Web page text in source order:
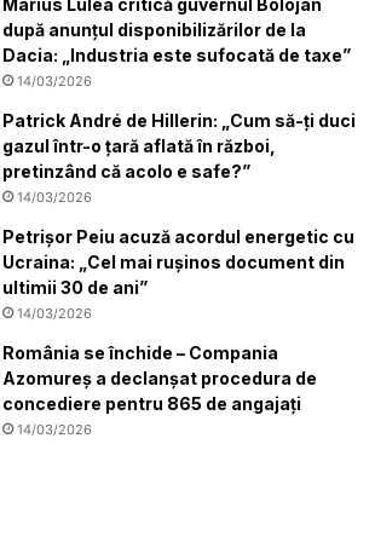
după anunțul disponibilizărilor de la
Dacia: „Industria este sufocată de taxe”
14/03/2026
Patrick André de Hillerin: „Cum să-ți duci
gazul într-o țară aflată în război,
pretinzând că acolo e safe?”
14/03/2026
Petrișor Peiu acuză acordul energetic cu
Ucraina: „Cel mai rușinos document din
ultimii 30 de ani”
14/03/2026
România se închide – Compania
Azomureș a declanșat procedura de
concediere pentru 865 de angajați
14/03/2026